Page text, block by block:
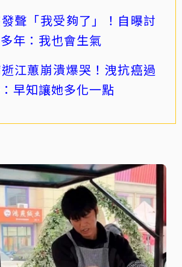
聲「我受夠了」！自曝討
年：我也會生氣
江蕙崩潰爆哭！洩抗癌過
早知讓她多化一點